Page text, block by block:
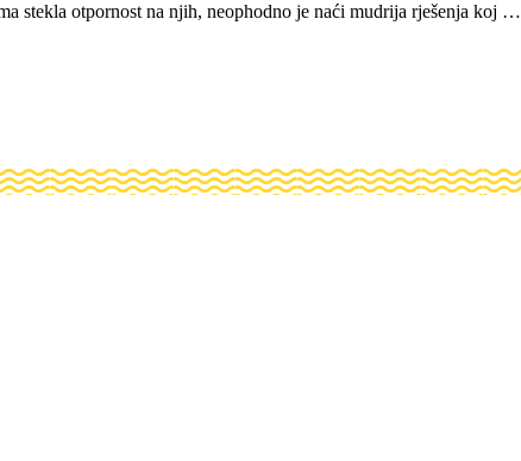
stekla otpornost na njih, neophodno je naći mudrija rješenja koj …